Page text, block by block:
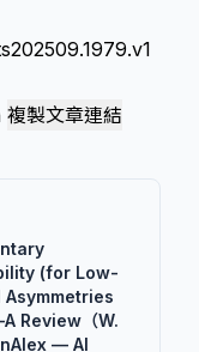
複製文章連結
(for Low-
Review（W.
— AI